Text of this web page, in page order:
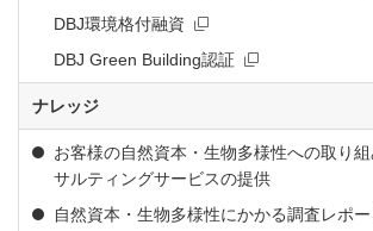
DBJ環境格付融資 新規ウィンドウを開きます
DBJ Green Building認証新規ウィンドウを
ナレッジ
お客様の自然資本・生物多様性への取り
サルティングサービスの提供
自然資本・生物多様性にかかる調査レポ